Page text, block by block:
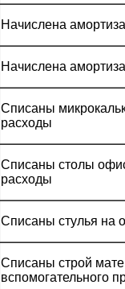
Начислена
Начислена
Списаны
расходы
Списаны столы
расходы
Списаны стулья на
Списаны строй
вспомогательного